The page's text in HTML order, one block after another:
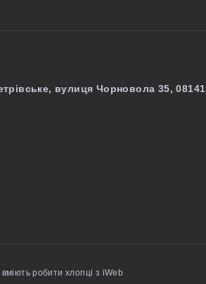
вулиця Чорновола 35, 08141
вміють робити хлопці з iWeb